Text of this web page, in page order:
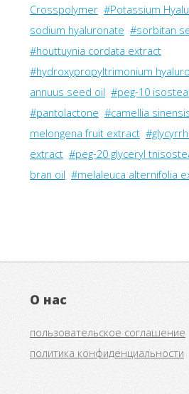
Crosspolymer #Potassium
sodium hyaluronate #sorbitan
#houttuynia cordata extract
#hydroxypropyltrimonium
annuus seed oil #peg-10
#pantolactone #camellia
melongena fruit extract
extract #peg-20 glyceryl
bran oil #melaleuca alternifolia
О нас
пользовательское соглашение
политика конфиденциальности